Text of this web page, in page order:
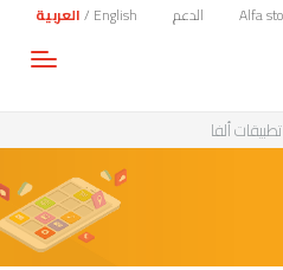
English
/العربية الدعم
تطبيقات ألفا